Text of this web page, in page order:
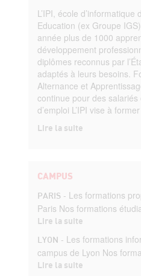
L’IPI, école
Education (ex Groupe
année plus de 1000
développement
diplômes reconnus par
adaptés à leurs besoins.
Alternance et
continue pour des
d’emploi L’IPI vise à
Lire la suite
CAMPUS
PARIS - Les formations
Paris Nos formations
Lire la suite
LYON - Les formations
campus de Lyon Nos
Lire la suite